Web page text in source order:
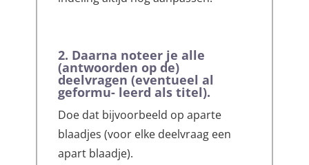
2. Daarna noteer je alle
(antwoorden op de)
deelvragen (eventueel al
geformu- leerd als titel).
Doe dat bijvoorbeeld op aparte
blaadjes (voor elke deelvraag een
apart blaadje).